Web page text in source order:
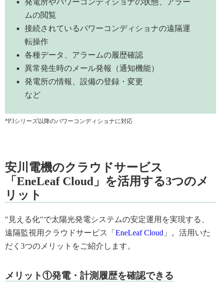
発電所やパワーコンディショナの状態、アラー
ムの閲覧
接続されているパワーコンディショナの遠隔運
転操作
各種データ、アラームの履歴確認
異常発生時のメール発報（通知機能）
発電所の情報、設備の登録・変更
など
*P3シリーズ以降のパワーコンディショナに対応
安川電機のクラウドサービス
「EneLeaf Cloud」を活用する3つのメ
リット
"見える化"で太陽光発電システムの安定運用を実現する、
遠隔監視用クラウドサービス「 EneLeaf Cloud 」。活用いた
だく3つのメリットをご紹介します。
メリット①発電・計測履歴を確認できる